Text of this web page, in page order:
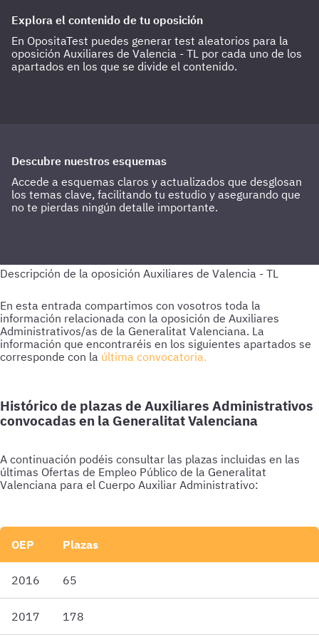
Explora el contenido de tu oposición
En OpositaTest puedes generar test aleatorios para la
oposición Auxiliares de Valencia - TL por cada uno de los
apartados en los que se divide el contenido.
Descubre nuestros esquemas
Accede a esquemas claros y actualizados que desglosan
los temas clave, facilitando tu estudio y asegurando que
no te pierdas ningún detalle importante.
En esta entrada compartimos con vosotros toda la
información relacionada con la oposición de Auxiliares
Administrativos/as de la Generalitat Valenciana. La
información que encontraréis en los siguientes apartados se
corresponde con la última convocatoria.
Histórico de plazas de Auxiliares Administrativos
convocadas en la Generalitat Valenciana
A continuación podéis consultar las plazas incluidas en las
últimas Ofertas de Empleo Público de la Generalitat
Valenciana para el Cuerpo Auxiliar Administrativo:
OEP Plazas
2016 65
2017 178